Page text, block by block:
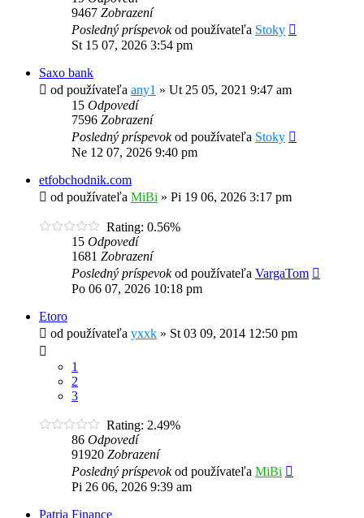
9467 Zobrazení
Posledný príspevokod používateľa Stoky
St 15 07, 2026 3:54 pm
Saxo bank
od používateľa any1 » Ut 25 05, 2021 9:47 am
15 Odpovedí
7596 Zobrazení
Posledný príspevokod používateľa Stoky
Ne 12 07, 2026 9:40 pm
etfobchodnik.com
od používateľa MiBi » Pi 19 06, 2026 3:17 pm
Rating: 0.56%
15 Odpovedí
1681 Zobrazení
Posledný príspevokod používateľa VargaTom
Po 06 07, 2026 10:18 pm
Etoro
od používateľa yxxk » St 03 09, 2014 12:50 pm
1
2
3
Rating: 2.49%
86 Odpovedí
91920 Zobrazení
Posledný príspevokod používateľa MiBi
Pi 26 06, 2026 9:39 am
Patria Finance